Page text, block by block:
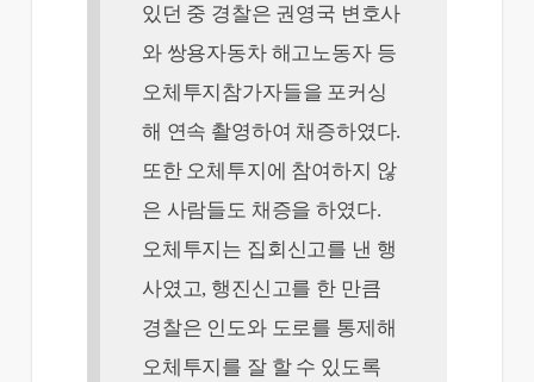
있던 중 경찰은 권영국 변호사
와 쌍용자동차 해고노동자 등
오체투지참가자들을 포커싱
해 연속 촬영하여 채증하였다.
또한 오체투지에 참여하지 않
은 사람들도 채증을 하였다.
오체투지는 집회신고를 낸 행
사였고, 행진신고를 한 만큼
경찰은 인도와 도로를 통제해
오체투지를 잘 할 수 있도록